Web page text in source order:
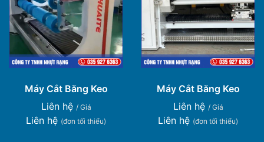
Máy Cắt Băng Keo
Liên hệ / Giá
Liên hệ (đơn tối thiểu)
Máy Cắt Băng Keo
Liên hệ / Giá
Liên hệ (đơn tối thiểu)